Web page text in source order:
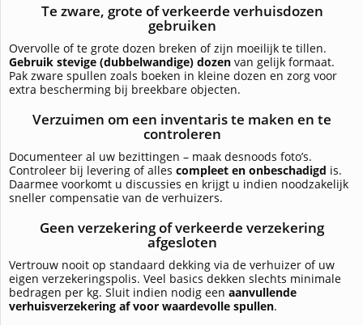
Te zware, grote of verkeerde verhuisdozen
gebruiken
Overvolle of te grote dozen breken of zijn moeilijk te tillen.
Gebruik stevige (dubbelwandige) dozen van gelijk formaat.
Pak zware spullen zoals boeken in kleine dozen en zorg voor
extra bescherming bij breekbare objecten.
Verzuimen om een inventaris te maken en te
controleren
Documenteer al uw bezittingen – maak desnoods foto’s.
Controleer bij levering of alles compleet en onbeschadigd is.
Daarmee voorkomt u discussies en krijgt u indien noodzakelijk
sneller compensatie van de verhuizers.
Geen verzekering of verkeerde verzekering
afgesloten
Vertrouw nooit op standaard dekking via de verhuizer of uw
eigen verzekeringspolis. Veel basics dekken slechts minimale
bedragen per kg. Sluit indien nodig een aanvullende
verhuisverzekering af voor waardevolle spullen.